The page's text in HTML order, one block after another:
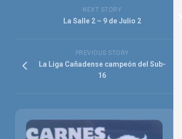
TORNEO
FEDERAL
PRIMERA
NEXT STORY
La Salle 2 – 9 de Julio 2
PREVIOUS STORY
La Liga Cañadense campeón del Sub-
16